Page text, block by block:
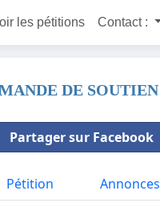
les pétitions Contact :
DE
Partager sur Facebook
Pétition Annonces